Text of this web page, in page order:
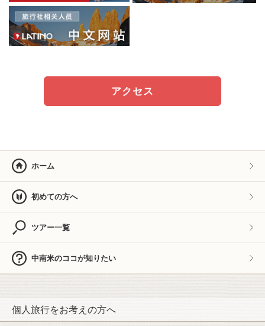
アクセス
ホーム
初めての方へ
ツアー一覧
中南米のココが知りたい
個人旅行をお考えの方へ